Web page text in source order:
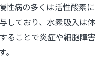
承認と安全性評価
病改善の考察
が慢性病に与える影
性病の多くは活性酸素に
しており、水素吸入は体
ることで炎症や細胞障害